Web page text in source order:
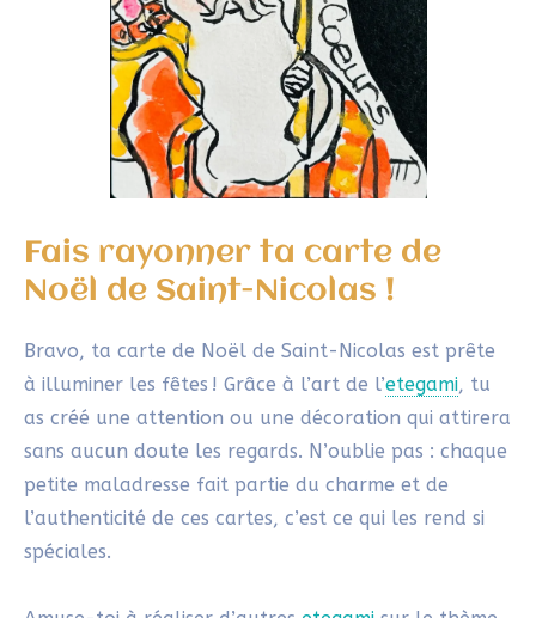
créations sur legroupe FB Rêve Debout
pour
inspirer et échanger avec d’autres passionnés !
Sauvegarde l’article sur Pinterest pour le retrouver